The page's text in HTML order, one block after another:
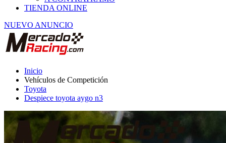
NUEVO ANUNCIO
Vehículos de Competición
Toyota
Despiece toyota aygo n3